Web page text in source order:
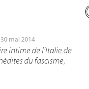
mai 2014
intime de l’Italie de
du fascisme,